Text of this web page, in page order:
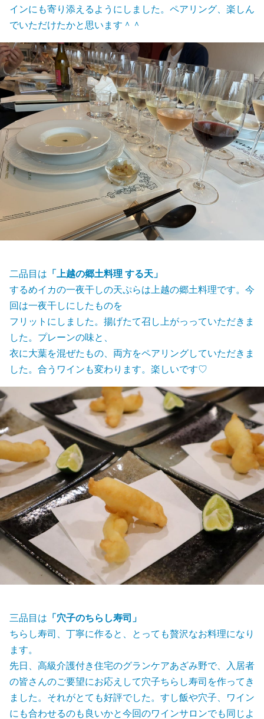
インにも寄り添えるようにしました。ペアリング、楽しん
でいただけたかと思います＾＾
二品目は 「上越の郷土料理 する天」
するめイカの一夜干しの天ぷらは上越の郷土料理です。今
回は一夜干しにしたものを
フリットにしました。揚げたて召し上がっっていただきま
した。プレーンの味と、
衣に大葉を混ぜたもの、両方をペアリングしていただきま
した。合うワインも変わります。楽しいです♡
三品目は 「穴子のちらし寿司」
ちらし寿司、丁寧に作ると、とっても贅沢なお料理になり
ます。
先日、高級介護付き住宅のグランケアあざみ野で、入居者
の皆さんのご要望にお応えして穴子ちらし寿司を作ってき
ました。それがとても好評でした。すし飯や穴子、ワイン
にも合わせるのも良いかと今回のワインサロンでも同じよ